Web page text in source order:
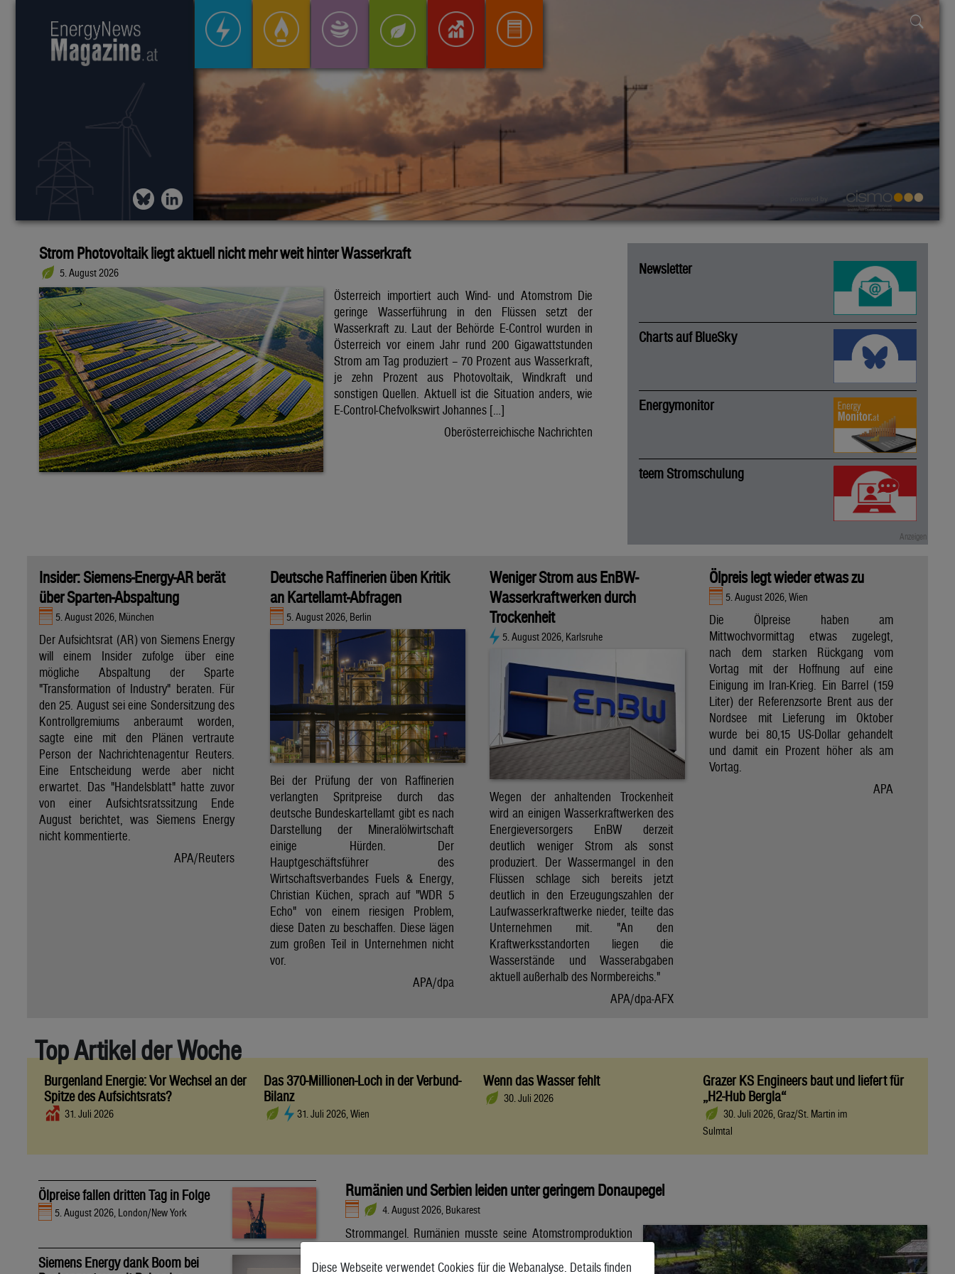
Strom Photovoltaik liegt aktuell nicht mehr weit hinter Wasserkraft
5. August 2026
Österreich importiert auch Wind- und Atomstrom Die
geringe Wasserführung in den Flüssen setzt der
Wasserkraft zu. Laut der Behörde E-Control wurden in
Österreich vor einem Jahr rund 200 Gigawattstunden
Strom am Tag produziert – 70 Prozent aus Wasserkraft,
je zehn Prozent aus Photovoltaik, Windkraft und
sonstigen Quellen. Aktuell ist die Situation anders, wie
E-Control-Chefvolkswirt Johannes […]
Oberösterreichische Nachrichten
Newsletter
Charts auf BlueSky
Energymonitor
teem Stromschulung
Insider: Siemens-Energy-AR berät
über Sparten-Abspaltung
5. August 2026, München
Der Aufsichtsrat (AR) von Siemens Energy
will einem Insider zufolge über eine
mögliche Abspaltung der Sparte
"Transformation of Industry" beraten. Für
den 25. August sei eine Sondersitzung des
Kontrollgremiums anberaumt worden,
sagte eine mit den Plänen vertraute
Person der Nachrichtenagentur Reuters.
Eine Entscheidung werde aber nicht
erwartet. Das "Handelsblatt" hatte zuvor
von einer Aufsichtsratssitzung Ende
August berichtet, was Siemens Energy
nicht kommentierte.
APA/Reuters
Deutsche Raffinerien üben Kritik
an Kartellamt-Abfragen
5. August 2026, Berlin
Bei der Prüfung der von Raffinerien
verlangten Spritpreise durch das
deutsche Bundeskartellamt gibt es nach
Darstellung der Mineralölwirtschaft
einige Hürden. Der
Hauptgeschäftsführer des
Wirtschaftsverbandes Fuels & Energy,
Christian Küchen, sprach auf "WDR 5
Echo" von einem riesigen Problem,
diese Daten zu beschaffen. Diese lägen
zum großen Teil in Unternehmen nicht
vor.
APA/dpa
Weniger Strom aus EnBW-
Wasserkraftwerken durch
Trockenheit
5. August 2026, Karlsruhe
Wegen der anhaltenden Trockenheit
wird an einigen Wasserkraftwerken des
Energieversorgers EnBW derzeit
deutlich weniger Strom als sonst
produziert. Der Wassermangel in den
Flüssen schlage sich bereits jetzt
deutlich in den Erzeugungszahlen der
Laufwasserkraftwerke nieder, teilte das
Unternehmen mit. "An den
Kraftwerksstandorten liegen die
Wasserstände und Wasserabgaben
aktuell außerhalb des Normbereichs."
APA/dpa-AFX
Ölpreis legt wieder etwas zu
5. August 2026, Wien
Die Ölpreise haben am
Mittwochvormittag etwas zugelegt,
nach dem starken Rückgang vom
Vortag mit der Hoffnung auf eine
Einigung im Iran-Krieg. Ein Barrel (159
Liter) der Referenzsorte Brent aus der
Nordsee mit Lieferung im Oktober
wurde bei 80,15 US-Dollar gehandelt
und damit ein Prozent höher als am
Vortag.
APA
Top Artikel der Woche
Burgenland Energie: Vor Wechsel an der
Spitze des Aufsichtsrats?
31. Juli 2026
Das 370-Millionen-Loch in der Verbund-
Bilanz
31. Juli 2026, Wien
Wenn das Wasser fehlt
30. Juli 2026
Grazer KS Engineers baut und liefert für
„H2-Hub Bergla“
30. Juli 2026, Graz/St. Martin im
Sulmtal
Ölpreise fallen dritten Tag in Folge
5. August 2026, London/New York
Siemens Energy dank Boom bei
Rumänien und Serbien leiden unter geringem Donaupegel
4. August 2026, Bukarest
Strommangel. Rumänien musste seine Atomstromproduktion
Notstand aus. Wegen eines massiven Rückgangs der
Diese Webseite verwendet Cookies für die Webanalyse. Details finden